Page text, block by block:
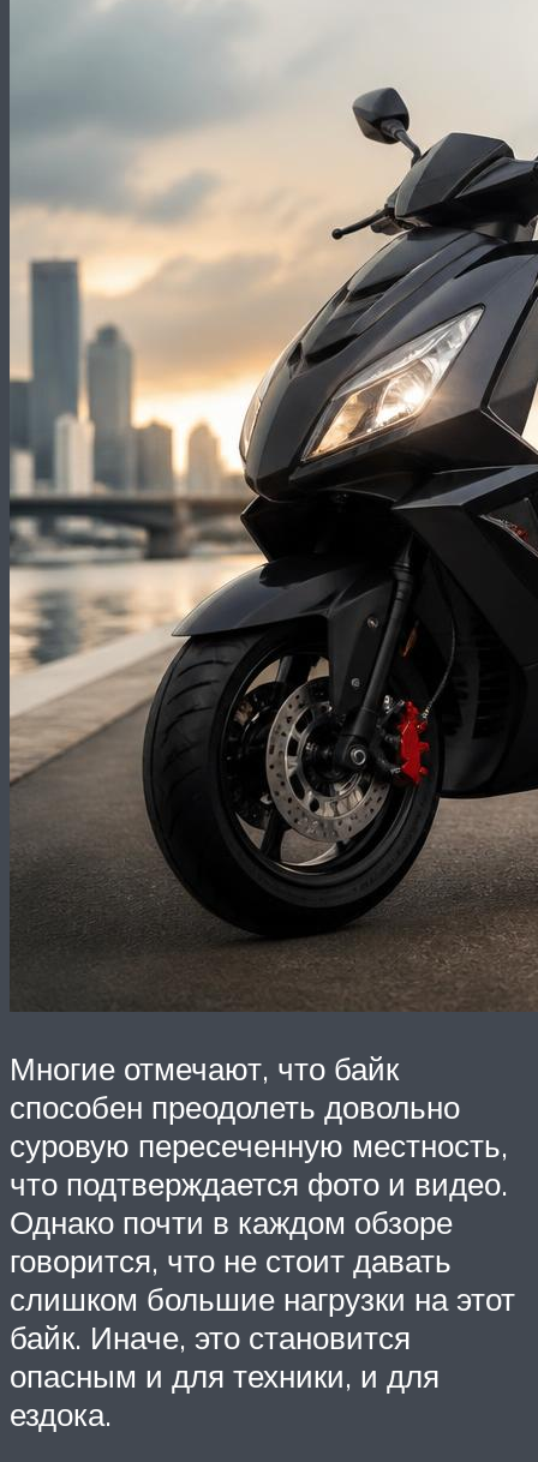
Многие отмечают, что байк
способен преодолеть довольно
суровую пересеченную местность,
что подтверждается фото и видео.
Однако почти в каждом обзоре
говорится, что не стоит давать
слишком большие нагрузки на этот
байк. Иначе, это становится
опасным и для техники, и для
ездока.